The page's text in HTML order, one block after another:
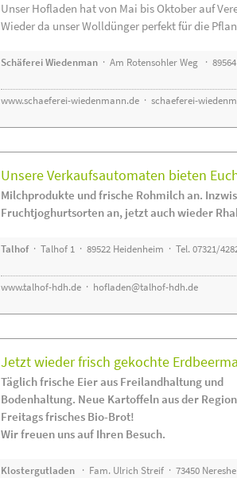
Unser Hofladen hat von Mai bis Oktober auf
Wieder da unser Wolldünger perfekt für die
Schäferei Wiedenman · Am Rotensohler Weg ·
www.schaeferei-wiedenmann.de · schaeferei-
Unsere Verkaufsautomaten bieten
Milchprodukte und frische Rohmilch an.
Fruchtjoghurtsorten an, jetzt auch wieder
Talhof· Talhof 1 · 89522 Heidenheim · Tel. 07321/
www.talhof-hdh.de · hofladen@talhof-hdh.de
Jetzt wieder frisch gekochte
Täglich frische Eier aus Freilandhaltung und
Bodenhaltung. Neue Kartoffeln aus der
Freitags frisches Bio-Brot!
Wir freuen uns auf Ihren Besuch.
Klostergutladen · Fam. Ulrich Streif · 73450